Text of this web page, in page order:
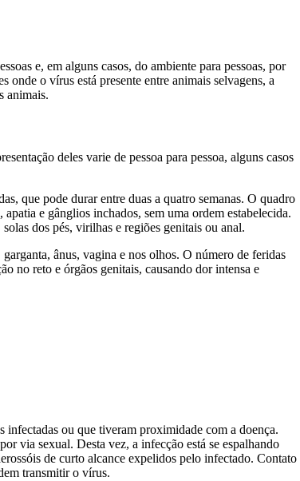
e, em alguns casos, do ambiente para pessoas, por
onde o vírus está presente entre animais selvagens, a
animais.
deles varie de pessoa para pessoa, alguns casos
que pode durar entre duas a quatro semanas. O quadro
e gânglios inchados, sem uma ordem estabelecida.
dos pés, virilhas e regiões genitais ou anal.
ânus, vagina e nos olhos. O número de feridas
no reto e órgãos genitais, causando dor intensa e
infectadas ou que tiveram proximidade com a doença.
via sexual. Desta vez, a infecção está se espalhando
de curto alcance expelidos pelo infectado. Contato
transmitir o vírus.